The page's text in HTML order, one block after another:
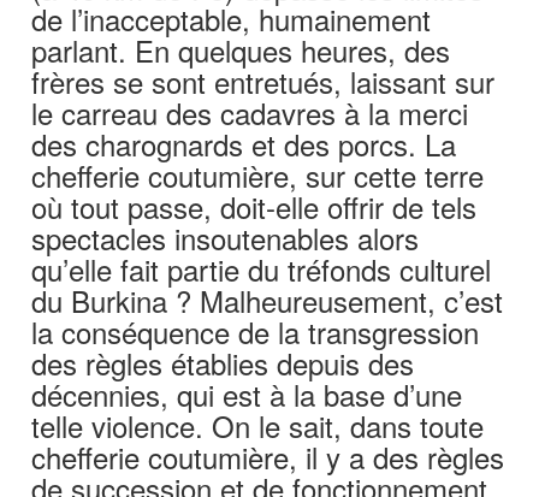
de l’inacceptable, humainement
parlant. En quelques heures, des
frères se sont entretués, laissant sur
le carreau des cadavres à la merci
des charognards et des porcs. La
chefferie coutumière, sur cette terre
où tout passe, doit-elle offrir de tels
spectacles insoutenables alors
qu’elle fait partie du tréfonds culturel
du Burkina ? Malheureusement, c’est
la conséquence de la transgression
des règles établies depuis des
décennies, qui est à la base d’une
telle violence. On le sait, dans toute
chefferie coutumière, il y a des règles
de succession et de fonctionnement